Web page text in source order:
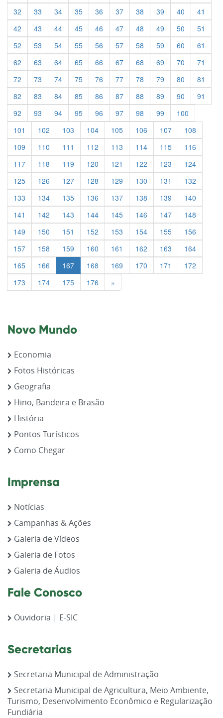
32
33 34 35 36 37 38 39 40
41
42
43 44 45 46 47 48 49 50
51
52
53 54 55 56 57 58 59 60
61
62
63 64 65 66 67 68 69 70
71
72
73 74 75 76 77 78 79 80
81
82
83 84 85 86 87 88 89 90
91
92
93 94 95 96 97 98 99
100
101
102 103 104 105 106 107
108
109
110 111 112 113 114 115
116
117
118 119 120 121 122 123
124
125
126 127 128 129 130 131
132
133
134 135 136 137 138 139
140
141
142 143 144 145 146 147
148
149
150 151 152 153 154 155
156
157
158 159 160 161 162 163
164
165
166 167 168 169 170 171
172
173
174 175 176 »
Novo Mundo
Economia
Fotos Históricas
Geografia
Hino, Bandeira e Brasão
História
Pontos Turísticos
Como Chegar
Imprensa
Notícias
Campanhas & Ações
Galeria de Vídeos
Galeria de Fotos
Galeria de Áudios
Fale Conosco
Ouvidoria | E-SIC
Secretarias
Secretaria Municipal de Administração
Secretaria Municipal de Agricultura, Meio Ambiente,
Turismo, Desenvolvimento Econômico e Regularização
Fundiária